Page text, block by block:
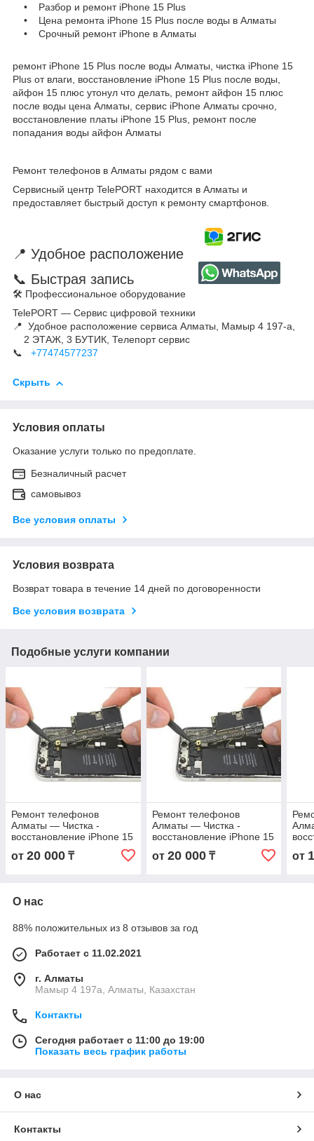
• Разбор и ремонт iPhone 15 Plus
• Цена ремонта iPhone 15 Plus после воды в Алматы
• Срочный ремонт iPhone в Алматы
ремонт iPhone 15 Plus после воды Алматы, чистка iPhone 15
Plus от влаги, восстановление iPhone 15 Plus после воды,
айфон 15 плюс утонул что делать, ремонт айфон 15 плюс
после воды цена Алматы, сервис iPhone Алматы срочно,
восстановление платы iPhone 15 Plus, ремонт после
попадания воды айфон Алматы
Ремонт телефонов в Алматы рядом с вами
Сервисный центр TelePORT находится в Алматы и
предоставляет быстрый доступ к ремонту смартфонов.
📍 Удобное расположение
📞 Быстрая запись
🛠 Профессиональное оборудование
TelePORT — Сервис цифровой техники
📍 Удобное расположение сервиса Алматы, Мамыр 4 197-а,
2 ЭТАЖ, 3 БУТИК, Телепорт сервис
📞
+77474577237
Скрыть
Условия оплаты
Оказание услуги только по предоплате.
Безналичный расчет
самовывоз
Все условия оплаты
Условия возврата
Возврат товара в течение 14 дней по договоренности
Все условия возврата
Подобные услуги компании
Ремонт телефонов
Алматы — Чистка -
восстановление iPhone 15
Алматы с гарантией
от 20 000 ₸
Ремонт телефонов
Алматы — Чистка -
восстановление iPhone 15
от после воды в Алматы с
гарантией
от 20 000₸ от
О нас
88% положительных из 8 отзывов за год
Работает с 11.02.2021
г. Алматы
Мамыр 4 197а, Алматы, Казахстан
Контакты
Сегодня работает с 11:00 до 19:00
Показать весь график работы
О нас
Контакты